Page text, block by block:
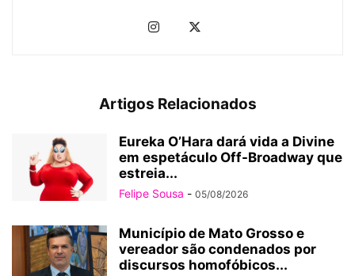
Artigos Relacionados
Eureka O’Hara dará vida a Divine
em espetáculo Off-Broadway que
estreia...
Felipe Sousa - 05/08/2026
Município de Mato Grosso e
vereador são condenados por
discursos homofóbicos...